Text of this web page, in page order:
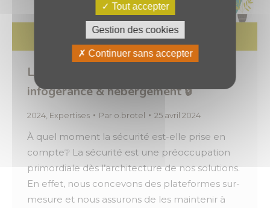
La sécurité au sein de notre pôle
infogérance & hébergement 🔒
2024 Expertises Par o.brotel 25 avril 2024
À quel moment la sécurité est-elle prise en
compte❔ La sécurité est une préoccupation
primordiale dès l’architecture de nos solutions.
En effet, nous concevons des plateformes sur-
mesure et nous assurons de les maintenir à
Tout accepter
Gestion des cookies
Continuer sans accepter